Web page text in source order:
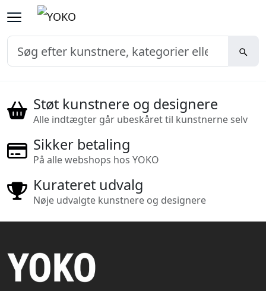
Støt kunstnere og designere
Alle indtægter går ubeskåret til kunstnerne selv
Sikker betaling
På alle webshops hos YOKO
Kurateret udvalg
Nøje udvalgte kunstnere og designere